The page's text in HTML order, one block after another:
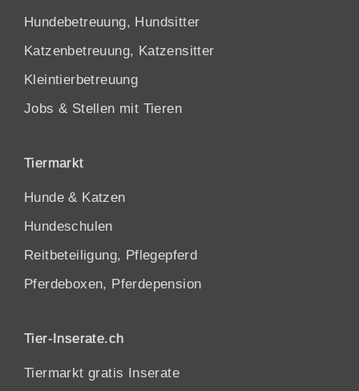
Hundebetreuung, Hundsitter
Katzenbetreuung, Katzensitter
Kleintierbetreuung
Jobs & Stellen mit Tieren
Tiermarkt
Hunde & Katzen
Hundeschulen
Reitbeteiligung, Pflegepferd
Pferdeboxen, Pferdepension
Tier-Inserate.ch
Tiermarkt gratis Inserate